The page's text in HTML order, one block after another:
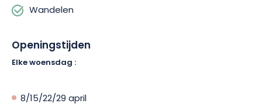
Wandelen
Openingstijden
Elke woensdag :
8/15/22/29 april